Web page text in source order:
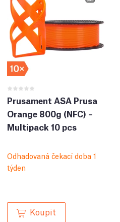
Prusament ASA Prusa
Orange 800g (NFC) –
Multipack 10 pcs
Odhadovaná čekací doba 1
týden
Koupit